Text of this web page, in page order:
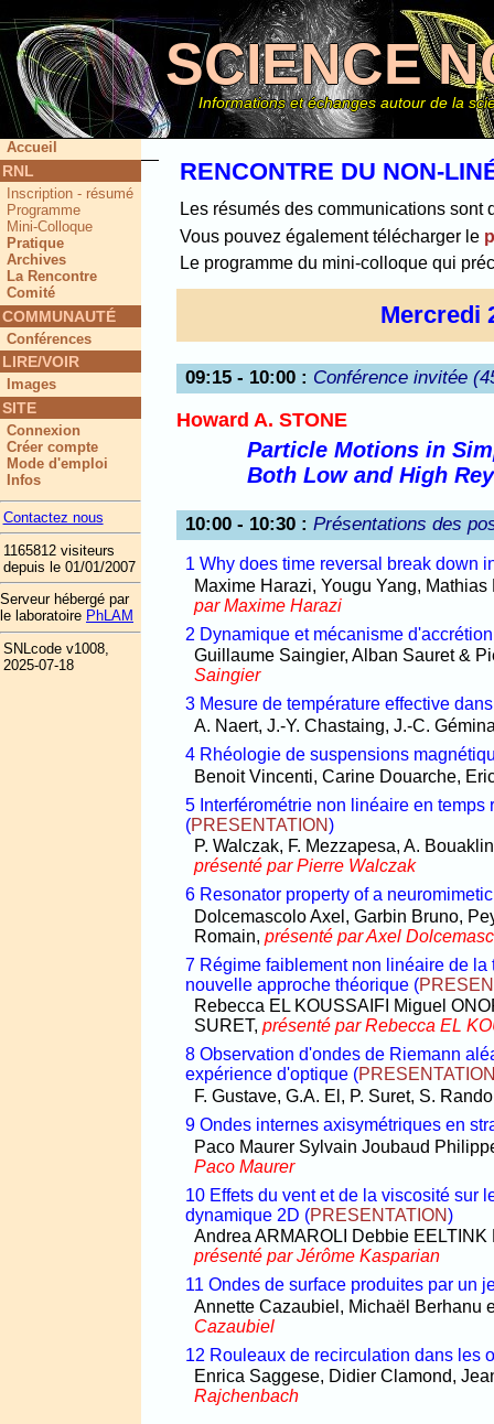
SCIENCE
Informations et échanges autour de la
RENCONTRE DU NON-
Les résumés des communications
Vous pouvez également télécharger le
Le programme du mini-colloque qui
Mercredi
09:15 - 10:00 : Conférence invitée
Howard A. STONE
Particle Motions in
Both Low and High
10:00 - 10:30 :Présentations des
1 Why does time reversal break down
Maxime Harazi, Yougu Yang,
par Maxime Harazi
2 Dynamique et mécanisme
Guillaume Saingier, Alban Sauret &
Saingier
3 Mesure de température effective
A. Naert, J.-Y. Chastaing, J.-C.
4 Rhéologie de suspensions
Benoit Vincenti, Carine Douarche,
5 Interférométrie non linéaire en temps
(PRESENTATION)
P. Walczak, F. Mezzapesa, A.
présenté par Pierre Walczak
6 Resonator property of a
Dolcemascolo Axel, Garbin Bruno,
Romain, présenté par Axel
7 Régime faiblement non linéaire de
nouvelle approche théorique (
Rebecca EL KOUSSAIFI Miguel
SURET, présenté par Rebecca EL
8 Observation d'ondes de Riemann
expérience d'optique (
F. Gustave, G.A. El, P. Suret, S.
9 Ondes internes axisymétriques en
Paco Maurer Sylvain Joubaud
Paco Maurer
10 Effets du vent et de la viscosité sur
dynamique 2D (PRESENTATION)
Andrea ARMAROLI Debbie
présenté par Jérôme Kasparian
11 Ondes de surface produites par un
Annette Cazaubiel, Michaël Berhanu
Cazaubiel
12 Rouleaux de recirculation dans les
Enrica Saggese, Didier Clamond,
Rajchenbach
Accueil
RNL
Inscription - résumé
Programme
Mini-Colloque
Pratique
Archives
La Rencontre
Comité
COMMUNAUTÉ
Conférences
LIRE/VOIR
Images
SITE
Connexion
Créer compte
Mode d'emploi
Infos
Contactez nous
1165812 visiteurs
depuis le 01/01/2007
Serveur hébergé par
le laboratoire PhLAM
SNLcode v1008,
2025-07-18
Ce site